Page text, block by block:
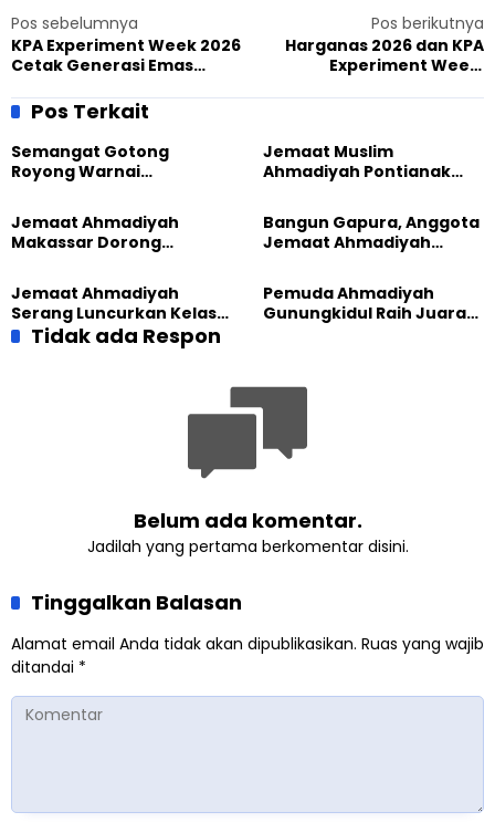
Pos sebelumnya
KPA Experiment Week 2026
Cetak Generasi Emas
Jadi Duta Kebaikan
Pos berikutnya
Harganas 2026 dan KPA
Experiment Week:
Keluarga untuk Generasi
Pos Terkait
Semangat Gotong
Royong Warnai
Masjid di Jemaat
Ahmadiyah Sukapura
Jemaat Muslim
Ahmadiyah Pontianak
Jemaat Ahmadiyah
Makassar Dorong
Lewat Edukasi Ekoteologi
Bangun Gapura, Anggota
Jemaat Ahmadiyah
Sambut HUT RI ke-81
Jemaat Ahmadiyah
Serang Luncurkan Kelas
Tatar, Fokus Cetak
Pemuda Ahmadiyah
Gunungkidul Raih Juara
Tidak ada Respon
Belum ada komentar.
Jadilah yang pertama berkomentar disini.
Tinggalkan Balasan
Alamat email Anda tidak akan dipublikasikan. Ruas yang wajib
ditandai *